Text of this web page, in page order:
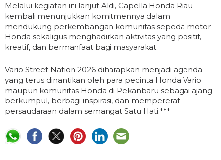
Melalui kegiatan ini lanjut Aldi, Capella Honda Riau
kembali menunjukkan komitmennya dalam
mendukung perkembangan komunitas sepeda motor
Honda sekaligus menghadirkan aktivitas yang positif,
kreatif, dan bermanfaat bagi masyarakat.
Vario Street Nation 2026 diharapkan menjadi agenda
yang terus dinantikan oleh para pecinta Honda Vario
maupun komunitas Honda di Pekanbaru sebagai ajang
berkumpul, berbagi inspirasi, dan mempererat
persaudaraan dalam semangat Satu Hati.***